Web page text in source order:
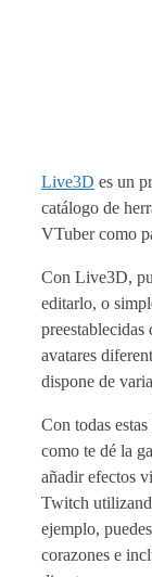
Live3D es un
catálogo de
VTuber como
Con Live3D,
editarlo, o
preestablecidas
avatares
dispone de
Con todas
como te dé la
añadir efectos
Twitch
ejemplo,
corazones e